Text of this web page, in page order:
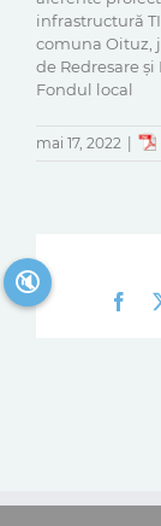
infrastructură
comuna Oituz,
de Redresare
Fondul local
mai 17, 2022
🔇